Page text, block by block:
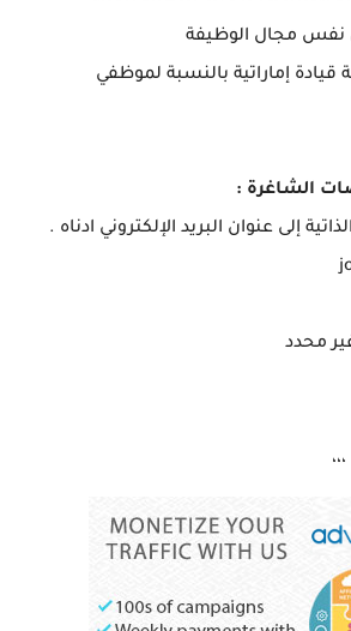
نفس مجال الوظيفة
إماراتية بالنسبة لموظفي
الشاغرة :
إلى عنوان البريد الإلكتروني ادناه .
محدد